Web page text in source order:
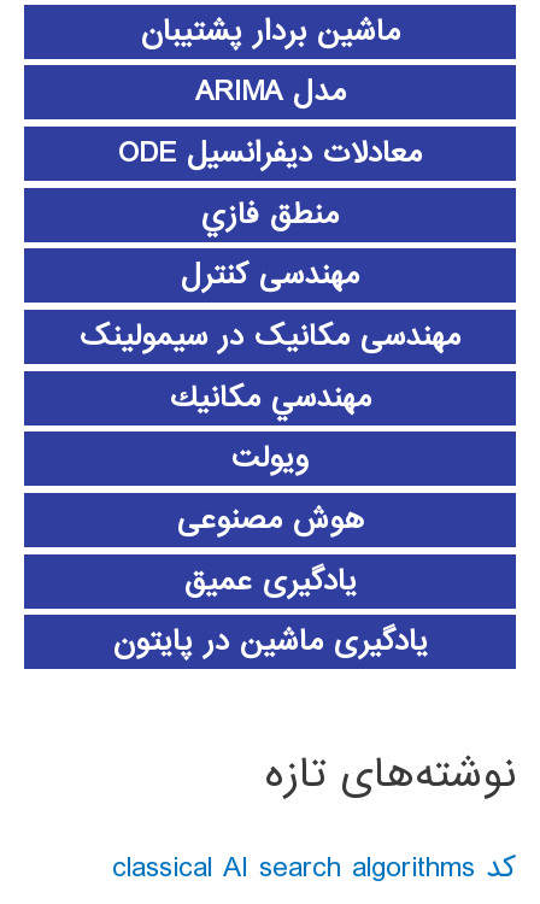
ماشین بردار پشتیبان
مدل ARIMA
معادلات دیفرانسیل ODE
منطق فازي
مهندسی کنترل
مهندسی مکانیک در سیمولینک
مهندسي مكانيك
ویولت
هوش مصنوعی
یادگیری عمیق
یادگیری ماشین در پایتون
نوشته‌های تازه
کد classical AI search algorithms